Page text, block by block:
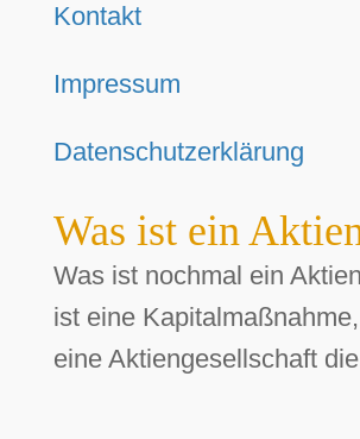
Kontakt
Impressum
Datenschutzerklärung
Was ist ein
Was ist nochmal ein
ist eine
eine Aktiengesellschaft